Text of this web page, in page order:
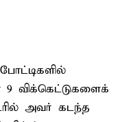
9 விக்கெட்டுகளைக்
அவர் கடந்த